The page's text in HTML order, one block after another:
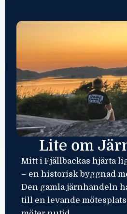
Lite om
Mitt i Fjällbackas hjärta
– en historisk byggnad
Den gamla järnhandeln
till en levande